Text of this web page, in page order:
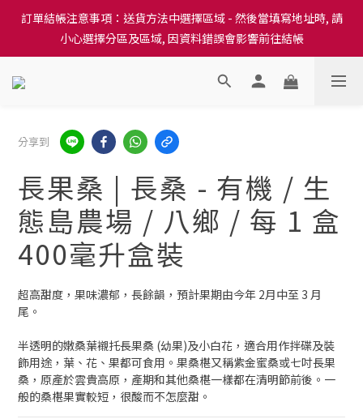
訂單結帳注意事項：送貨方法中選擇區域 - 然後當填寫地址時, 請
小心選擇分區及區域, 因資料錯誤會影響前往結帳
訂單結帳注意事項：送貨方法中選擇區域 - 然後當填寫地址時, 請
小心選擇分區及區域, 因資料錯誤會影響前往結帳
隆重推出本地培育田香雞、金棠雞、粵皇鷄及平原雞等，想食靚雞
訂單結帳注意事項：送貨方法中選擇區域 - 然後當填寫地址時, 請
小心選擇分區及區域, 因資料錯誤會影響前往結帳
分享到
長果桑 | 長桑 - 有機 / 生
態島農場 / 八鄉 / 每 1 盒
400毫升盒裝
超高甜度，果味濃郁，長餘韻，預計果期由今年 2月中至 3 月
尾。
半透明的嫩桑葉襯托長果桑 (幼果)及小白花，適合用作拌碟及裝
飾用途，葉、花、果都可食用。果桑椹又稱紫金蜜桑或七吋長果
桑，原產於雲貴高原，產期和其他桑椹一樣都在清明節前後。一
般的桑椹果實較短，很酸而不怎麼甜。